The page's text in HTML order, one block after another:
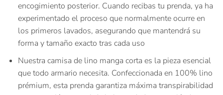
encogimiento posterior. Cuando recibas tu prenda, ya ha
experimentado el proceso que normalmente ocurre en
los primeros lavados, asegurando que mantendrá su
forma y tamaño exacto tras cada uso
Nuestra camisa de lino manga corta es la pieza esencial
que todo armario necesita. Confeccionada en 100% lino
prémium, esta prenda garantiza máxima transpirabilidad